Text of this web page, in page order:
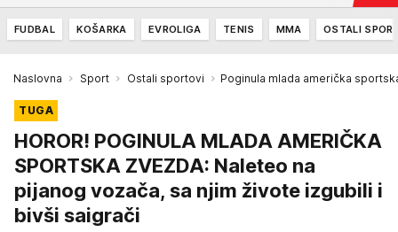
FUDBAL KOŠARKA EVROLIGA TENIS MMA OSTALI
Naslovna Sport Ostali sportovi Poginula mlada američka
TUGA
HOROR! POGINULA MLADA AMERIČKA
SPORTSKA ZVEZDA: Naleteo na
pijanog vozača, sa njim živote izgubili i
bivši saigrači